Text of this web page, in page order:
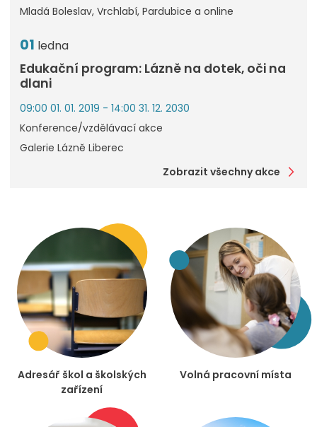
Mladá Boleslav, Vrchlabí, Pardubice a online
01 ledna
Edukační program: Lázně na dotek, oči na
dlani
09:00 01. 01. 2019 - 14:00 31. 12. 2030
Konference/vzdělávací akce
Galerie Lázně Liberec
Zobrazit všechny akce
Adresář škol a školských
zařízení
Volná pracovní místa